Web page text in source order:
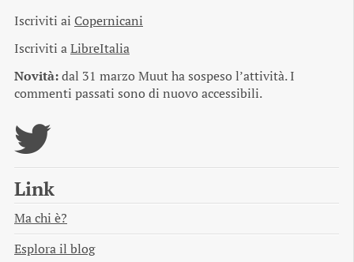
Iscriviti ai Copernicani
Iscriviti aLibreItalia
Novità:dal 31 marzo Muut ha sospeso l’attività. I
commenti passati sono di nuovo accessibili.
Link
Ma chi è?
Esplora il blog